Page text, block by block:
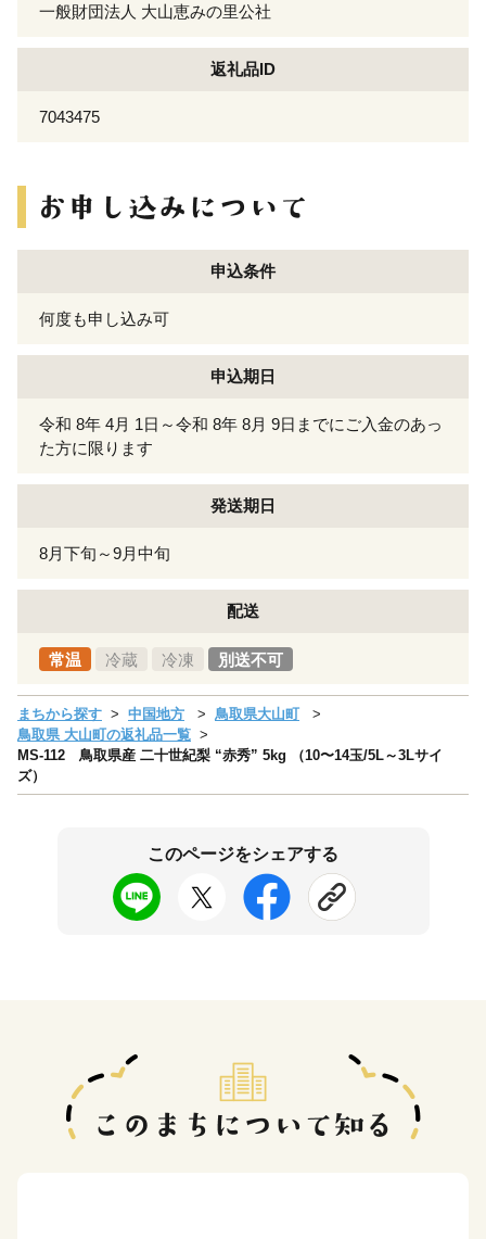
一般財団法人 大山恵みの里公社
返礼品ID
7043475
申込条件
何度も申し込み可
申込期日
令和 8年 4月 1日～令和 8年 8月 9日までにご入金のあっ
た方に限ります
発送期日
8月下旬～9月中旬
配送
常温 冷蔵 冷凍 別送不可
まちから探す 中国地方
鳥取県大山町
鳥取県 大山町の返礼品一覧
MS-112 鳥取県産 二十世紀梨 “赤秀” 5kg （10〜14玉/5L～3Lサイ
ズ）
このページをシェアする